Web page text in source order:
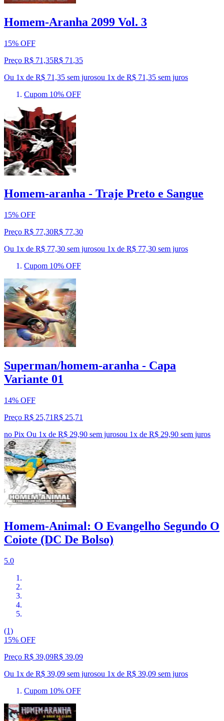
Homem-Aranha 2099 Vol. 3
15% OFF
Preço R$ 71,35R$ 71 ,35
Ou 1x de R$ 71,35 sem jurosou 1x de R$ 71,35 sem juros
Cupom 10% OFF
Homem-aranha - Traje Preto e Sangue
15% OFF
Preço R$ 77,30R$ 77,30
Ou 1x de R$ 77,30 sem jurosou 1x de R$ 77,30 sem juros
Cupom 10% OFF
Superman/homem-aranha - Capa
Variante 01
14% OFF
Preço R$ 25,71R$ 25,71
no Pix Ou 1x de R$ 29,90 sem jurosou 1x de R$ 29,90 sem juros
Homem-Animal: O Evangelho Segundo O
Coiote (DC De Bolso)
5.0
(1)
15% OFF
Preço R$ 39,09R$ 39,09
Ou 1x de R$ 39,09 sem jurosou 1x de R$ 39,09 sem juros
Cupom 10% OFF